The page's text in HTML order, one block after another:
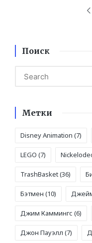
записям
Поиск
Метки
Disney Animation (7)
LEGO (7)
TrashBasket(36)
Бэтмен (10)
Джим Каммингс (6)
Джон Пауэлл (7)